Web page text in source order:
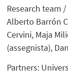
Research team
Alberto Barrón
Cervini, Maja
(assegnista),
Partners: